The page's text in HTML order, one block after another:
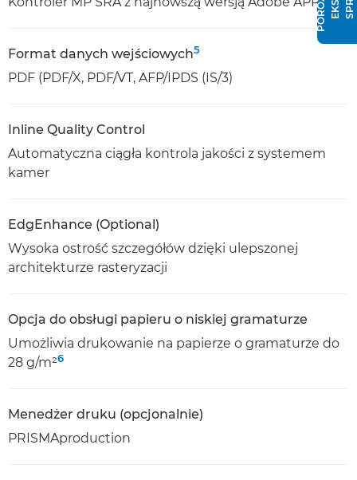
Format danych wejściowych5
PDF (PDF/X, PDF/VT, AFP/IPDS (IS/3)
Inline Quality Control
Automatyczna ciągła kontrola jakości z systemem
kamer
EdgEnhance (Optional)
Wysoka ostrość szczegółów dzięki ulepszonej
architekturze rasteryzacji
Opcja do obsługi papieru o niskiej gramaturze
Umożliwia drukowanie na papierze o gramaturze do
28 g/m²6
Menedżer druku (opcjonalnie)
PRISMAproduction